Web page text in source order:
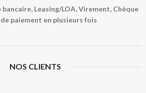
Leasing/LOA, Virement, Chèque
paiement en plusieurs fois
NOS CLIENTS